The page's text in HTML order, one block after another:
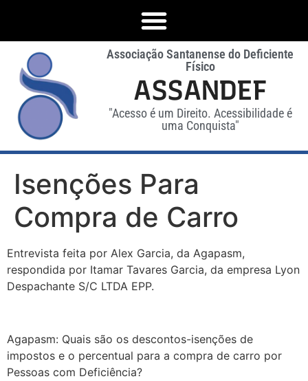
Associação Santanense do Deficiente
Físico
ASSANDEF
"Acesso é um Direito. Acessibilidade é
uma Conquista"
Isenções Para
Compra de Carro
Entrevista feita por Alex Garcia, da Agapasm,
respondida por Itamar Tavares Garcia, da empresa Lyon
Despachante S/C LTDA EPP.
Agapasm: Quais são os descontos-isenções de
impostos e o percentual para a compra de carro por
Pessoas com Deficiência?